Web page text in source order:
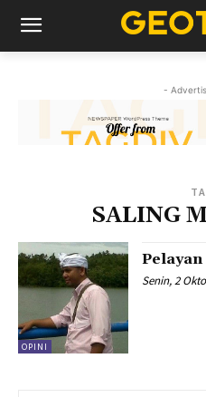
-
SALING
OPINI
Pelayan
Senin, 2